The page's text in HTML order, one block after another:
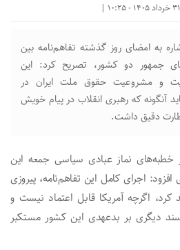
به امضای روز گذشته تفاهم‌نامه بین
جمهور دو کشور، تصریح کرد: این
و مشروعیت حقوق ملت ایران در
که رهبری انقلاب در پیام خویش
دقیق داشت.
خطبه‌های نماز عبادی سیاسی جمعه این
اجرای کامل این تفاهم‌نامه، پیروزی
کرد، اگرچه آمریکا قابل اعتماد نیست و
دیگری بر بدعهدی این کشور مستکبر